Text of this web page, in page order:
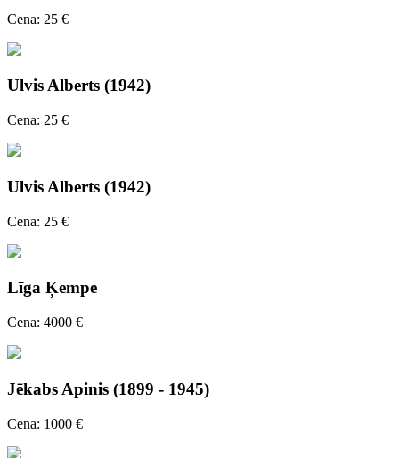
Cena: 25 €
Ulvis Alberts (1942)
Cena: 25 €
Ulvis Alberts (1942)
Cena: 25 €
Līga Ķempe
Cena: 4000 €
Jēkabs Apinis (1899 - 1945)
Cena: 1000 €